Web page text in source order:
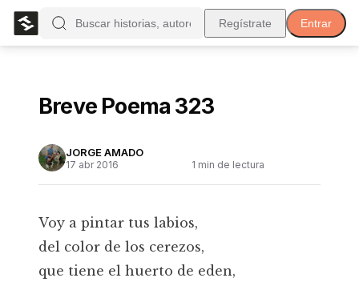
Regístrate Entrar
Breve Poema 323
JORGE AMADO
17 abr 2016 1 min de lectura
Voy a pintar tus labios,
del color de los cerezos,
que tiene el huerto de eden,